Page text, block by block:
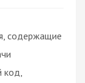
содержащие